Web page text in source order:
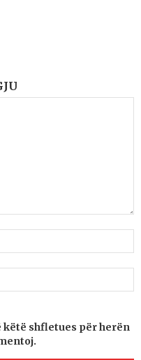
këtë shfletues për herën